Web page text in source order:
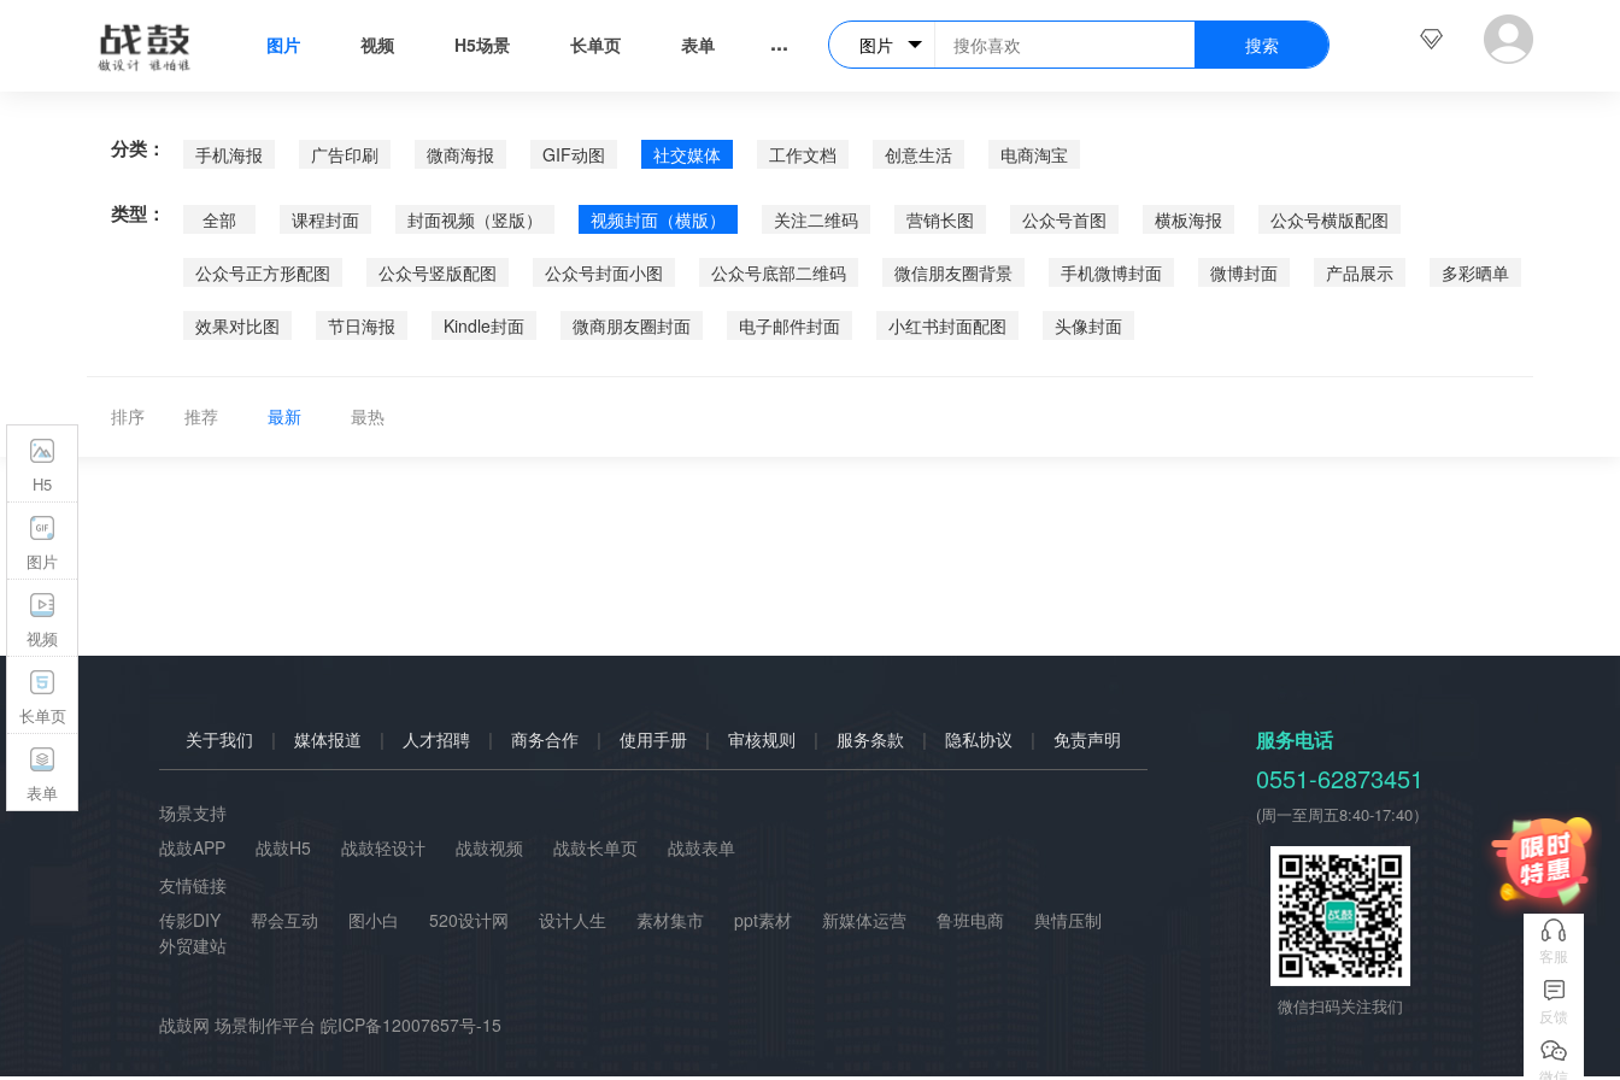
图片 视频 H5场景 长单页 表单 ... 图片
分类： 手机海报 广告印刷 微商海报 GIF动图 社交媒体 工作文档 创意生活 电商淘宝
类型： 全部 课程封面 封面视频（竖版） 视频封面（横版） 关注二维码 营销长图 公众号首图 横板海报 公众号横版配图
公众号正方形配图 公众号竖版配图 公众号封面小图 公众号底部二维码 微信朋友圈背景 手机微博封面 微博封面 产品展示 多彩晒单
效果对比图 节日海报 Kindle封面 微商朋友圈封面 电子邮件封面 小红书封面配图 头像封面
排序 推荐 最新 最热
关于我们 | 媒体报道 | 人才招聘 | 商务合作 | 使用手册 | 审核规则 | 服务条款 | 隐私协议 | 免责声明
场景支持
战鼓APP
战鼓H5 战鼓轻设计 战鼓视频 战鼓长单页
战鼓表单
友情链接
传影DIY
帮会互动 图小白 520设计网 设计人生 素材集市 ppt素材 新媒体运营 鲁班电商
舆情压制
外贸建站
战鼓网 场景制作平台 皖ICP备12007657号-15
服务电话
0551-62873451
(周一至周五8:40-17:40）
微信扫码关注我们
H5
图片
视频
长单页
表单
客服
反馈
微信